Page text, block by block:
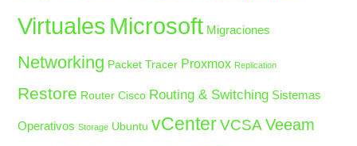
Virtuales Microsoft Migraciones
Networking Packet Tracer Proxmox Replication
Restore Router Cisco Routing & Switching Sistemas
Operativos Storage Ubuntu vCenter VCSA Veeam